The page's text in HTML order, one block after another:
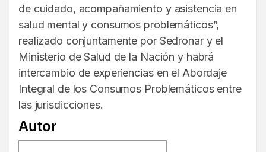
de cuidado, acompañamiento y asistencia en
salud mental y consumos problemáticos”,
realizado conjuntamente por Sedronar y el
Ministerio de Salud de la Nación y habrá
intercambio de experiencias en el Abordaje
Integral de los Consumos Problemáticos entre
las jurisdicciones.
Autor